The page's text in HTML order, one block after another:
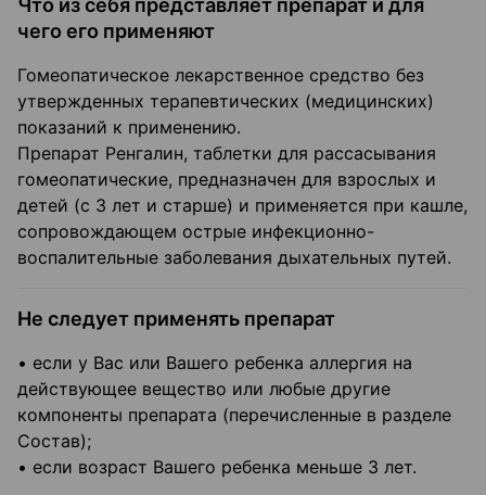
Что из себя представляет препарат и для
чего его применяют
Гомеопатическое лекарственное средство без
утвержденных терапевтических (медицинских)
показаний к применению.
Препарат Ренгалин, таблетки для рассасывания
гомеопатические, предназначен для взрослых и
детей (с 3 лет и старше) и применяется при кашле,
сопровождающем острые инфекционно-
воспалительные заболевания дыхательных путей.
Не следует применять препарат
• если у Вас или Вашего ребенка аллергия на
действующее вещество или любые другие
компоненты препарата (перечисленные в разделе
Состав);
• если возраст Вашего ребенка меньше 3 лет.